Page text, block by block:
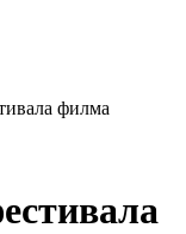
филма